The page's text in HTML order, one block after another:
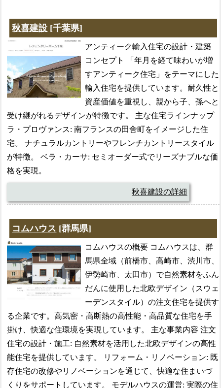
秋喜建設 [千葉県]
アンティーク輸入住宅の設計・建築
コンセプト 「年月を経て味わいが増
すアンティーク住宅」をテーマにした
輸入住宅を提供しています。耐久性と
資産価値を重視し、親から子、孫へと
受け継がれるデザインが特徴です。 主な住宅ラインナップ
ラ・プロヴァンス: 南フランスの田舎町をイメージした住
宅。 ナチュラルカントリーやフレンチカントリースタイル
が特徴。 ベラ・カーサ: セミオーダー式でリーズナブルな価
格を実現。
秋喜建設の詳細
コムハウス [群馬県]
コムハウスの概要 コムハウスは、群
馬県全域（前橋市、高崎市、渋川市、
伊勢崎市、太田市）で自然素材をふん
だんに使用した北欧デザイン（スウェ
ーデンスタイル）の注文住宅を提供す
る企業です。高気密・高断熱の高性能・高品質な住宅を手
掛け、快適な住環境を実現しています。 主な事業内容 注文
住宅の設計・施工: 自然素材を活用した北欧デザインの高性
能住宅を提供しています。 リフォーム・リノベーション: 既
存住宅の改修やリノベーションを通じて、快適な住まいづ
くりをサポートしています。 モデルハウスの運営: 実際の住